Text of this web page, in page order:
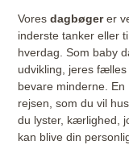
Voresdagbøgerer
inderste tanker eller
hverdag. Som baby
udvikling, jeres
bevare minderne.
rejsen, som du vil
du lyster, kærlighed,
kan blive din